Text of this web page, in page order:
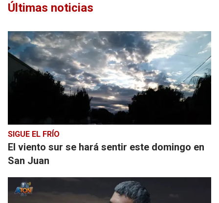
Últimas noticias
SIGUE EL FRÍO
El viento sur se hará sentir este domingo en
San Juan